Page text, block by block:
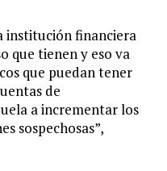
institución financiera
que tienen y eso va
que puedan tener
de
a incrementar los
sospechosas”,